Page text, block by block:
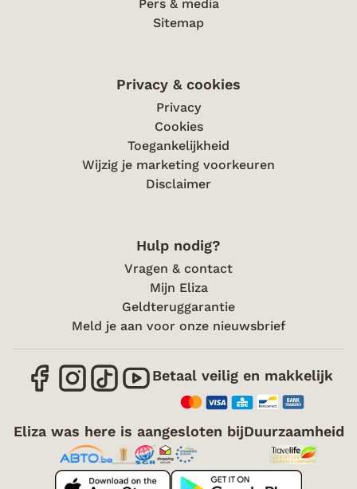
Pers & media
Sitemap
Privacy & cookies
Privacy
Cookies
Toegankelijkheid
Wijzig je marketing voorkeuren
Disclaimer
Hulp nodig?
Vragen & contact
Mijn Eliza
Geldteruggarantie
Meld je aan voor onze nieuwsbrief
Betaal veilig en makkelijk
Eliza was here is aangesloten bijDuurzaamheid